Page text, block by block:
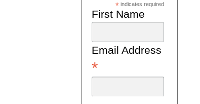
* indicates required
First Name
Email Address
*